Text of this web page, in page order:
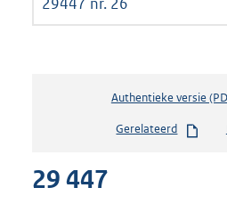
Authentieke versie
Gerelateerd
29 447